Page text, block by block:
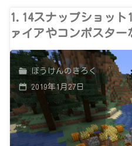
追
加！"
ー
に
入
れ
な
い
1.14スナップショット
ァイアやコンポスター
ぼうけんのきろく
2019年1月27日